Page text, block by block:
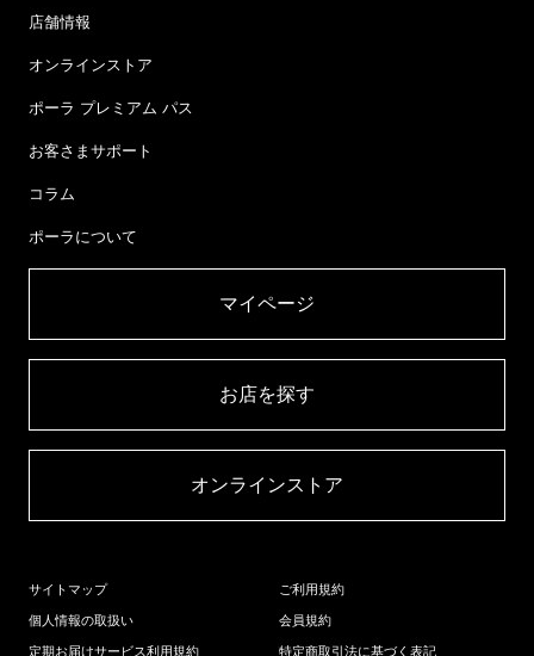
店舗情報
オンラインストア
ポーラ プレミアム パス
お客さまサポート
コラム
ポーラについて
マイページ​
お店を探す​
オンラインストア​
サイトマップ
個人情報の取扱い
定期お届けサービス利用規約
ご利用規約
会員規約
特定商取引法に基づく表記